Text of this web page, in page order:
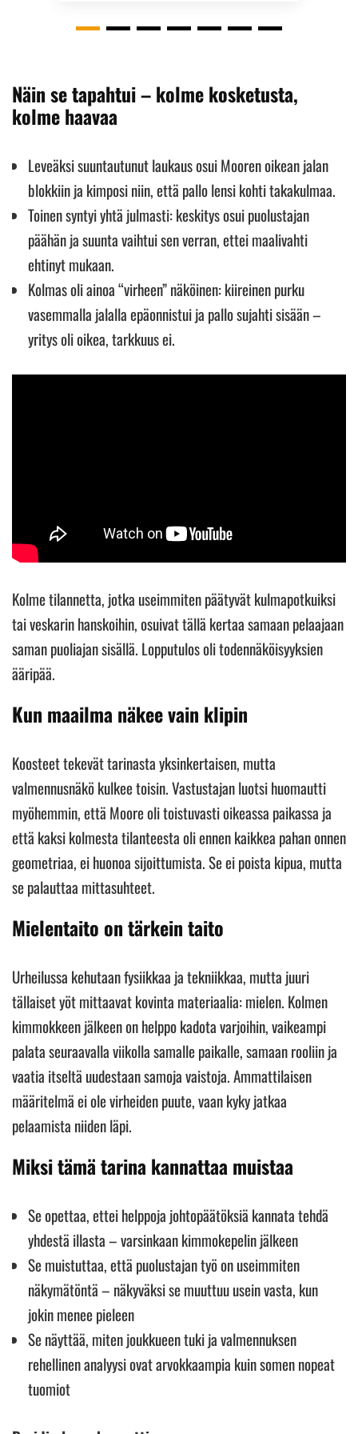
Näin se tapahtui – kolme kosketusta,
kolme haavaa
Leveäksi suuntautunut laukaus osui Mooren oikean jalan
blokkiin ja kimposi niin, että pallo lensi kohti takakulmaa.
Toinen syntyi yhtä julmasti: keskitys osui puolustajan
päähän ja suunta vaihtui sen verran, ettei maalivahti
ehtinyt mukaan.
Kolmas oli ainoa “virheen” näköinen: kiireinen purku
vasemmalla jalalla epäonnistui ja pallo sujahti sisään –
yritys oli oikea, tarkkuus ei.
Kolme tilannetta, jotka useimmiten päätyvät kulmapotkuiksi
tai veskarin hanskoihin, osuivat tällä kertaa samaan pelaajaan
saman puoliajan sisällä. Lopputulos oli todennäköisyyksien
ääripää.
Kun maailma näkee vain klipin
Koosteet tekevät tarinasta yksinkertaisen, mutta
valmennusnäkö kulkee toisin. Vastustajan luotsi huomautti
myöhemmin, että Moore oli toistuvasti oikeassa paikassa ja
että kaksi kolmesta tilanteesta oli ennen kaikkea pahan onnen
geometriaa, ei huonoa sijoittumista. Se ei poista kipua, mutta
se palauttaa mittasuhteet.
Mielentaito on tärkein taito
Urheilussa kehutaan fysiikkaa ja tekniikkaa, mutta juuri
tällaiset yöt mittaavat kovinta materiaalia: mielen. Kolmen
kimmokkeen jälkeen on helppo kadota varjoihin, vaikeampi
palata seuraavalla viikolla samalle paikalle, samaan rooliin ja
vaatia itseltä uudestaan samoja vaistoja. Ammattilaisen
määritelmä ei ole virheiden puute, vaan kyky jatkaa
pelaamista niiden läpi.
Miksi tämä tarina kannattaa muistaa
Se opettaa, ettei helppoja johtopäätöksiä kannata tehdä
yhdestä illasta – varsinkaan kimmokepelin jälkeen
Se muistuttaa, että puolustajan työ on useimmiten
näkymätöntä – näkyväksi se muuttuu usein vasta, kun
jokin menee pieleen
Se näyttää, miten joukkueen tuki ja valmennuksen
rehellinen analyysi ovat arvokkaampia kuin somen nopeat
tuomiot